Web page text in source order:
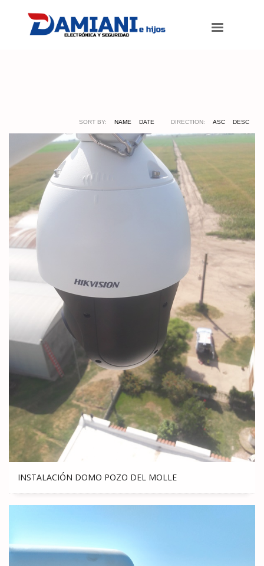
SORT BY: NAME DATE DIRECTION: ASC DESC
INSTALACIÓN DOMO POZO DEL MOLLE